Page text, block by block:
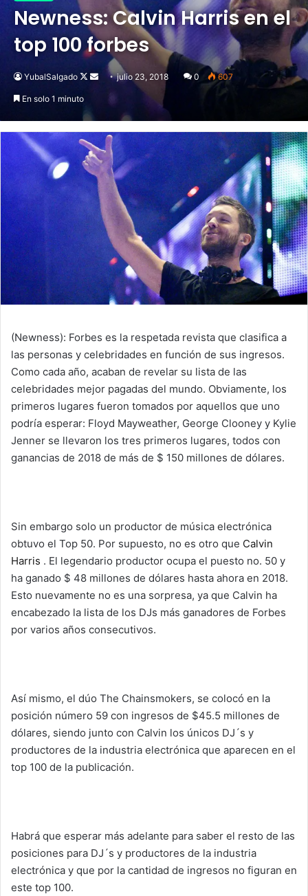
Newness: Calvin Harris en el
top 100 forbes
YubalSalgado
Follow
Sendjulio 23, 2018 0 607
En solo 1 minuto
(Newness): Forbes es la respetada revista que clasifica a
las personas y celebridades en función de sus ingresos.
Como cada año, acaban de revelar su lista de las
celebridades mejor pagadas del mundo. Obviamente, los
primeros lugares fueron tomados por aquellos que uno
podría esperar: Floyd Mayweather, George Clooney y Kylie
Jenner se llevaron los tres primeros lugares, todos con
ganancias de 2018 de más de $ 150 millones de dólares.
Sin embargo solo un productor de música electrónica
obtuvo el Top 50. Por supuesto, no es otro que Calvin
Harris . El legendario productor ocupa el puesto no. 50 y
ha ganado $ 48 millones de dólares hasta ahora en 2018.
Esto nuevamente no es una sorpresa, ya que Calvin ha
encabezado la lista de los DJs más ganadores de Forbes
por varios años consecutivos.
Así mismo, el dúo The Chainsmokers, se colocó en la
posición número 59 con ingresos de $45.5 millones de
dólares, siendo junto con Calvin los únicos DJ´s y
productores de la industria electrónica que aparecen en el
top 100 de la publicación.
Habrá que esperar más adelante para saber el resto de las
posiciones para DJ´s y productores de la industria
electrónica y que por la cantidad de ingresos no figuran en
este top 100.